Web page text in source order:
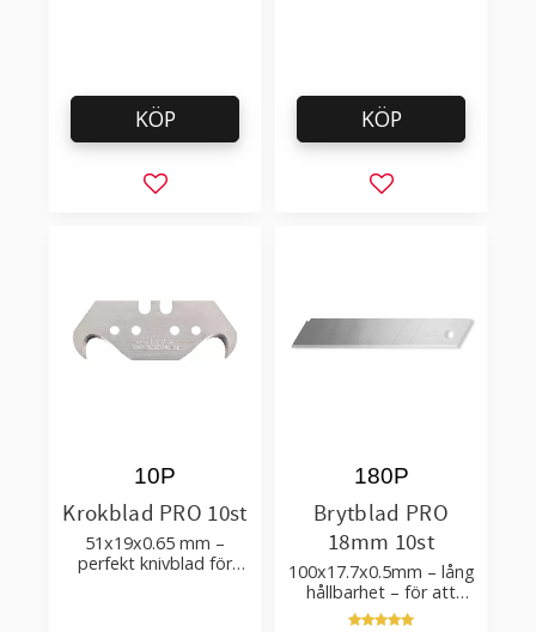
Lägg till i favoriter
KÖP
Lägg till i
KÖP
Krokblad PRO 10st
51x19x0.65 mm –
perfekt knivblad för
10P
Brytblad PRO
18mm 10st
100x17.7x0.5mm – lång
hållbarhet – för att
skära kartong, tapet
180P